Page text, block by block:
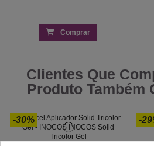
Comprar
Clientes Que
Produto Também
-30% -